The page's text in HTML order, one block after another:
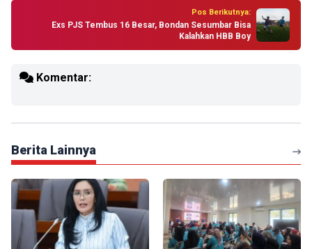
Pos Berikutnya:
Exs PJS Tembus 16 Besar, Bondan Sesumbar Bisa
Kalahkan HBB Boy
Komentar:
Berita Lainnya